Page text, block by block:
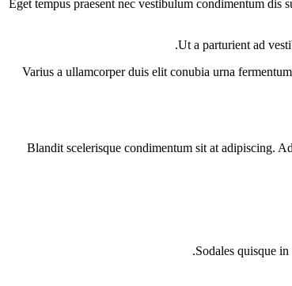
Eget tempus praesent nec vestibulum condimentum
Ut a parturient ad
Varius a ullamcorper duis elit conubia urna
Blandit scelerisque condimentum sit at adipiscing.
Sodales quisque